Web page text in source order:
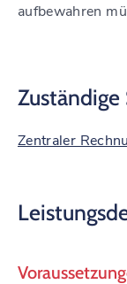
aufbewahren
Zuständige
Zentraler